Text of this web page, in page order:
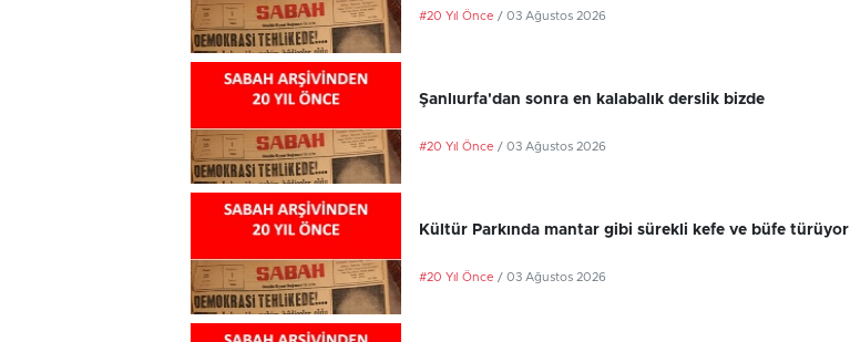
#20 Yıl Önce / 03 Ağustos 2026
Şanlıurfa'dan sonra en kalabalık derslik bizde
#20 Yıl Önce / 03 Ağustos 2026
Kültür Parkında mantar gibi sürekli kefe ve büfe türüyor
#20 Yıl Önce / 03 Ağustos 2026